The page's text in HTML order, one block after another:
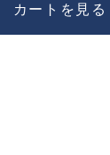
カートを見る